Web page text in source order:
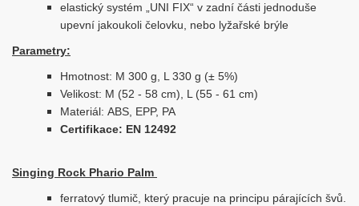
elastický systém „UNI FIX“ v zadní části jednoduše
upevní jakoukoli čelovku, nebo lyžařské brýle
Parametry:
Hmotnost: M 300 g, L 330 g (± 5%)
Velikost: M (52 - 58 cm), L (55 - 61 cm)
Materiál: ABS, EPP, PA
Certifikace: EN 12492
Singing Rock Phario Palm
ferratový tlumič, který pracuje na principu párajících švů.